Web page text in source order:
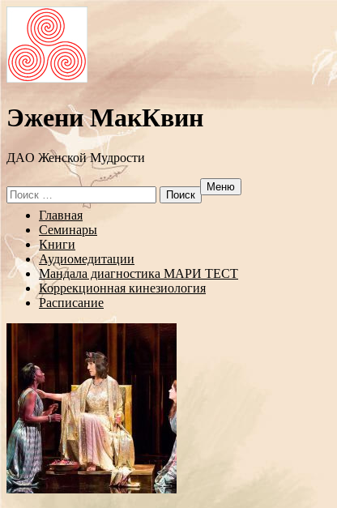
Эжени МакКвин
ДAO Женской Мудрости
Search
for:
Меню
Перейти
содержанию
Главная
Семинары
Книги
Аудиомедитации
Мандала диагностика МАРИ ТЕСТ
Коррекционная кинезиология
Расписание